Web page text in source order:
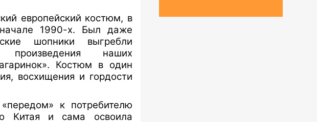
европейский костюм, в
1990-х. Был даже
шопники выгребли
наших
Костюм в один
восхищения и гордости
к потребителю
Китая и сама освоила